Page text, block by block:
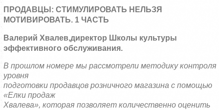
ПРОДАВЦЫ: СТИМУЛИРОВАТЬ НЕЛЬЗЯ
МОТИВИРОВАТЬ. 1 ЧАСТЬ
Валерий Хвалев,директор Школы культуры
эффективного обслуживания.
В прошлом номере мы рассмотрели методику контроля
уровня
подготовки продавцов розничного магазина с помощью
«Елки продаж
Хвалева», которая позволяет количественно оценить